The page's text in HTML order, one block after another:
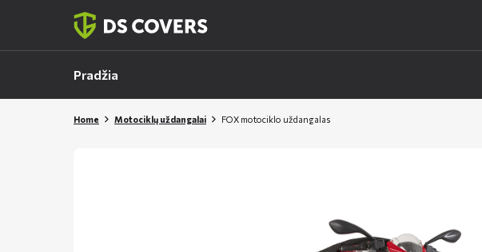
Pradžia
Home Motociklų uždangalai FOX motociklo uždangalas